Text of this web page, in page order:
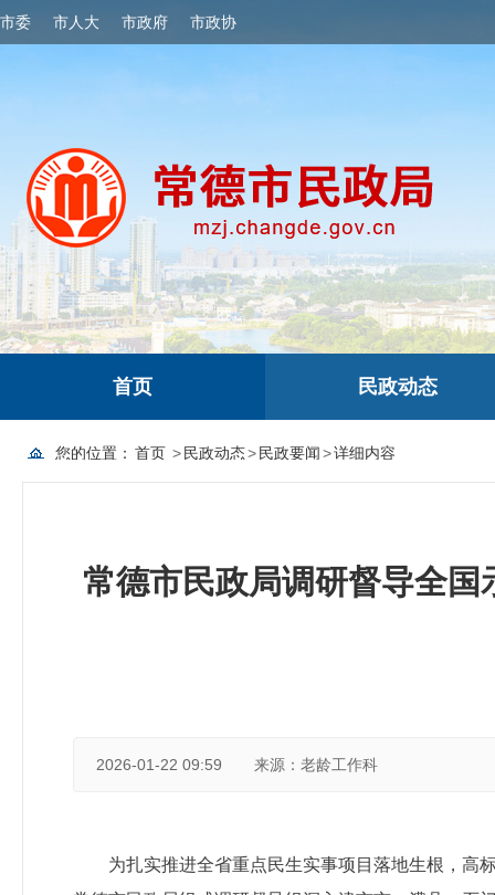
市委 市人大 市政府 市政协
首页 民政动态
您的位置： 首页 > 民政动态> 民政要闻>详细内容
常德市民政局调研督导全
2026-01-22 09:59 来源：老龄工作科
为扎实推进全省重点民生实事项目落地生根，高